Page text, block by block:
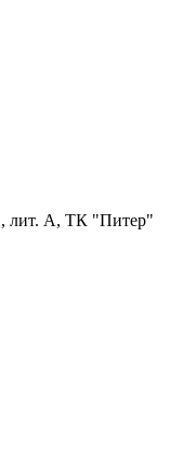
лит. А, ТК "Питер"